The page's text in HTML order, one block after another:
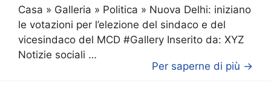
Casa » Galleria » Politica » Nuova Delhi: iniziano
le votazioni per l’elezione del sindaco e del
vicesindaco del MCD #Gallery Inserito da: XYZ
Notizie sociali …
Per saperne di più →